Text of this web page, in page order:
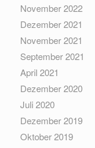
November 2022
Dezember 2021
November 2021
September 2021
April 2021
Dezember 2020
Juli 2020
Dezember 2019
Oktober 2019